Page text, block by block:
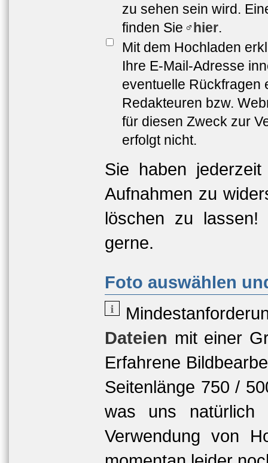
zu sehen sein wird.
finden Sie
hier.
Mit dem Hochladen
Ihre E-Mail-Adresse
eventuelle Rückfragen
Redakteuren bzw.
für diesen Zweck zur
erfolgt nicht.
Sie haben
Aufnahmen zu
löschen zu lassen!
gerne.
Foto auswählen
Dateien mit einer
Erfahrene
Seitenlänge 750 /
was uns natürlich
Verwendung von